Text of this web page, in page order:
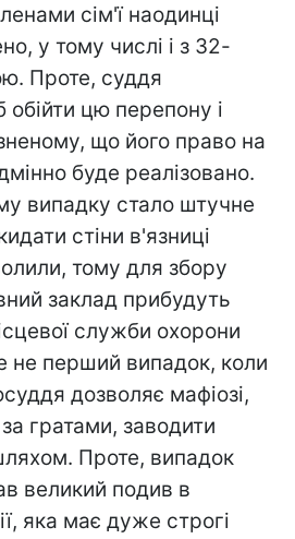
сім'ї наодинці
у тому числі і з 32-
Проте, суддя
обійти цю перепону і
що його право на
буде реалізовано.
випадку стало штучне
стіни в'язниці
тому для збору
заклад прибудуть
служби охорони
не перший випадок, коли
дозволяє мафіозі,
гратами, заводити
Проте, випадок
великий подив в
яка має дуже строгі